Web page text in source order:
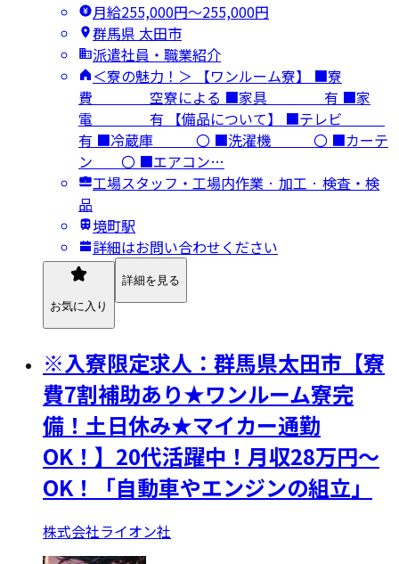
月給255,000円〜255,000円
群馬県 太田市
派遣社員・職業紹介
＜寮の魅力！＞ 【ワンルーム寮】 ■寮
費 空寮による ■家具 有 ■家
電 有 【備品について】 ■テレビ
有 ■冷蔵庫 〇 ■洗濯機 〇 ■カーテ
ン 〇 ■エアコン…
工場スタッフ・工場内作業 · 加工 · 検査・検
品
境町駅
詳細はお問い合わせください
お気に入り
詳細を見る
※入寮限定求人：群馬県太田市【寮
費7割補助あり★ワンルーム寮完
備！土日休み★マイカー通勤
OK！】20代活躍中！月収28万円～
OK！「自動車やエンジンの組立」
株式会社ライオン社